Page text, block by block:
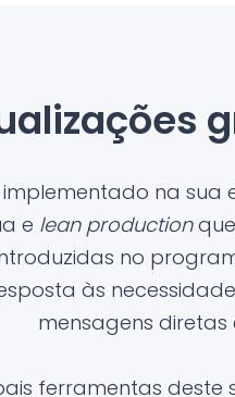
implementado na
e lean production
no
às
mensagens
ferramentas deste